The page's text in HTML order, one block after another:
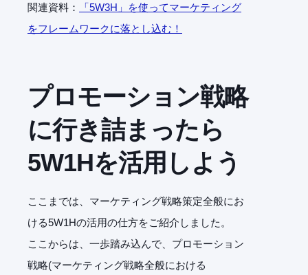
関連資料：
「5W3H」を使ってマーケティング
をフレームワークに落とし込む！
プロモーション戦略
に行き詰まったら
5W1Hを活用しよう
ここまでは、マーケティング戦略策定全般にお
ける5W1Hの活用の仕方をご紹介しました。
ここからは、一歩踏み込んで、プロモーション
戦略(マーケティング戦略全般における